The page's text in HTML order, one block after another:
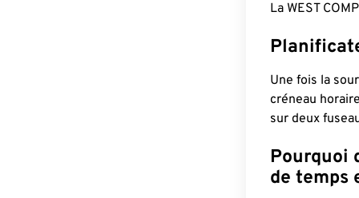
La WEST
Une fois la
créneau
sur deux
Pourquoi
de temps